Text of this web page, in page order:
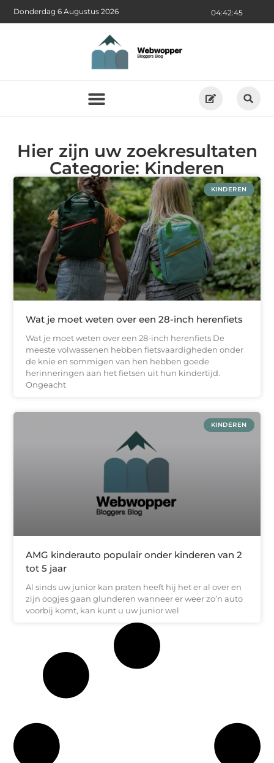
04:42:45
Donderdag 6 Augustus 2026
Hier zijn uw zoekresultaten
Categorie: Kinderen
KINDEREN
Wat je moet weten over een 28-inch herenfiets
Wat je moet weten over een 28-inch herenfiets De
meeste volwassenen hebben fietsvaardigheden onder
de knie en sommigen van hen hebben goede
herinneringen aan het fietsen uit hun kindertijd.
Ongeacht
KINDEREN
AMG kinderauto populair onder kinderen van 2
tot 5 jaar
Al sinds uw junior kan praten heeft hij het er al over en
zijn oogjes gaan glunderen wanneer er weer zo’n auto
voorbij komt, kan kunt u uw junior wel